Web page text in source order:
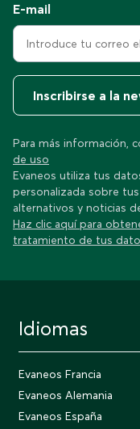
E-mail
Inscribirse a la
Para más información,
de uso
Evaneos utiliza tus
personalizada sobre
alternativos y noticias
Haz clic aquí para
tratamiento de tus
Idiomas
Evaneos Francia
Evaneos Alemania
Evaneos España